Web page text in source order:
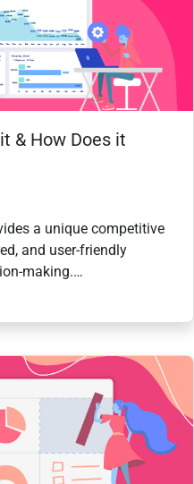
& How Does it
a unique competitive
and user-friendly
making.…